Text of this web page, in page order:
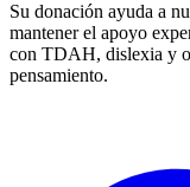
Su donación ayuda a
mantener el apoyo
con TDAH, dislexia y
pensamiento.